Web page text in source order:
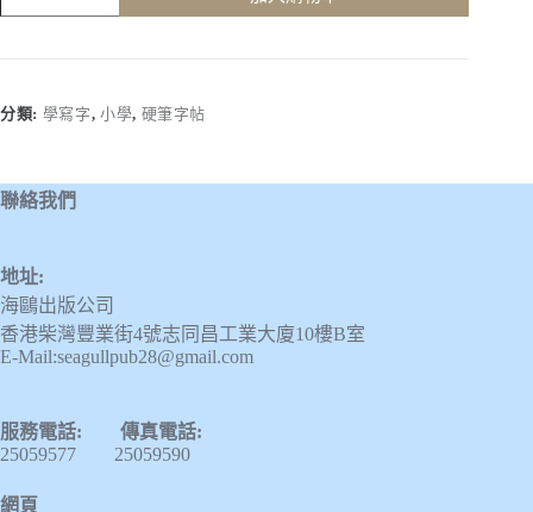
級，
期)
數
分類: 學寫字, 小學, 硬筆字帖
聯絡我們
地址:
海鷗出版公司
香港柴灣豐業街4號志同昌工業大廈10樓B室
E-Mail:seagullpub28@gmail.com
服務電話: 傳真電話:
25059577 25059590
網頁